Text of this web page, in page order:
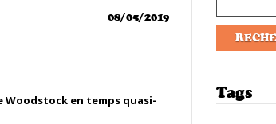
08/05/2019
en temps quasi-
Tags